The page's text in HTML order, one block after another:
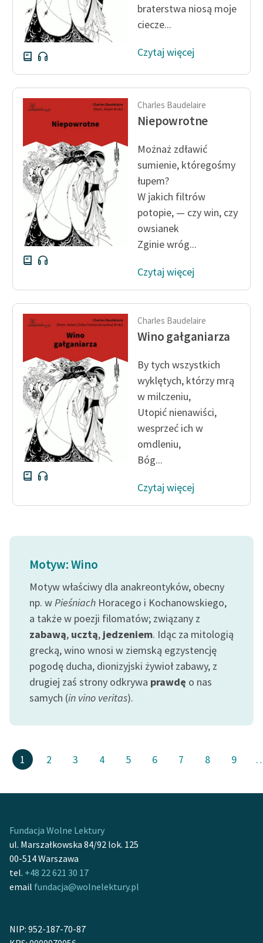
braterstwa niosą moje
ciecze...
Czytaj więcej
Charles Baudelaire
Niepowrotne
Możnaż zdławić
sumienie, któregośmy
łupem?
W jakich filtrów
potopie, — czy win, czy
owsianek
Zginie wróg...
Czytaj więcej
Charles Baudelaire
Wino gałganiarza
By tych wszystkich
wyklętych, którzy mrą
w milczeniu,
Utopić nienawiści,
wesprzeć ich w
omdleniu,
Bóg...
Czytaj więcej
Motyw: Wino
Motyw właściwy dla anakreontyków, obecny
np. wPieśniach Horacego i Kochanowskiego,
a także w poezji filomatów; związany z
zabawą, ucztą, jedzeniem. Idąc za mitologią
grecką, wino wnosi w ziemską egzystencję
pogodę ducha, dionizyjski żywioł zabawy, z
drugiej zaś strony odkrywa prawdę o nas
samych (in vino veritas).
1 2 3 4 5 6 7 8 9
Fundacja Wolne Lektury
ul. Marszałkowska 84/92 lok. 125
00-514 Warszawa
tel. +48 22 621 30 17
email fundacja@wolnelektury.pl
NIP: 952-187-70-87